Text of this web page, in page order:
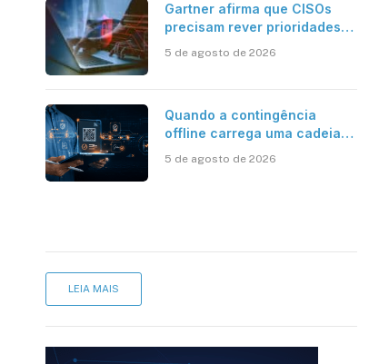
Gartner afirma que CISOs
precisam rever prioridades
para enfrentar os desafios
5 de agosto de 2026
Quando a contingência
offline carrega uma cadeia
5 de agosto de 2026
LEIA MAIS